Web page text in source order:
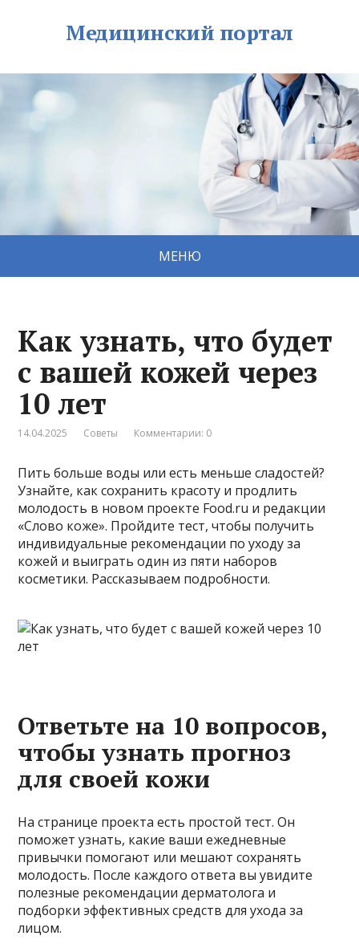
Медицинский портал
МЕНЮ
Как узнать, что будет
с вашей кожей через
10 лет
14.04.2025 Советы Комментарии: 0
Пить больше воды или есть меньше сладостей?
Узнайте, как сохранить красоту и продлить
молодость в новом проекте Food.ru и редакции
«Слово коже». Пройдите тест, чтобы получить
индивидуальные рекомендации по уходу за
кожей и выиграть один из пяти наборов
косметики. Рассказываем подробности.
Ответьте на 10 вопросов,
чтобы узнать прогноз
для своей кожи
На странице проекта есть простой тест. Он
поможет узнать, какие ваши ежедневные
привычки помогают или мешают сохранять
молодость. После каждого ответа вы увидите
полезные рекомендации дерматолога и
подборки эффективных средств для ухода за
лицом.